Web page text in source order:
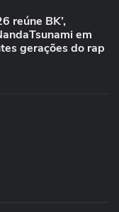
reúne BK’,
em
gerações do rap